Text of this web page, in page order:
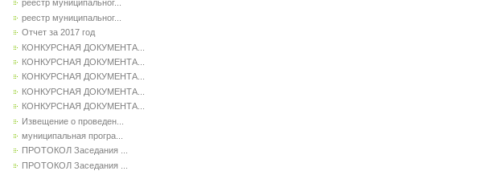
реестр муниципальног...
реестр муниципальног...
Отчет за 2017 год
КОНКУРСНАЯ ДОКУМЕНТА...
КОНКУРСНАЯ ДОКУМЕНТА...
КОНКУРСНАЯ ДОКУМЕНТА...
КОНКУРСНАЯ ДОКУМЕНТА...
КОНКУРСНАЯ ДОКУМЕНТА...
Извещение о проведен...
муниципальная програ...
ПРОТОКОЛ Заседания ...
ПРОТОКОЛ Заседания ...